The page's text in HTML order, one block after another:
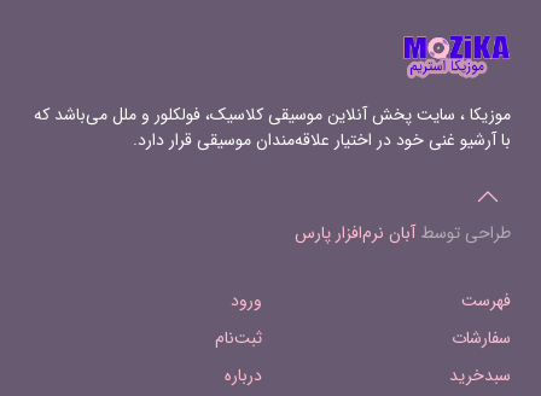
موزیکا ، سایت پخش آنلاین موسیقی کلاسیک، فولکلور و ملل می‌باشد که
با آرشیو غنی خود در اختیار علاقه‌مندان موسیقی قرار دارد.
طراحی توسطآبان نرم‌افزار پارس
فهرست
سفارشات
سبدخرید
ورود
ثبت‌نام
درباره